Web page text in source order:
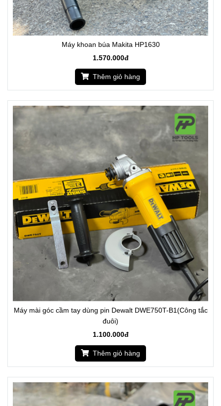
Máy khoan búa Makita HP1630
1.570.000đ
Thêm giỏ hàng
Máy mài góc cầm tay dùng pin Dewalt DWE750T-B1(Công tắc
đuôi)
1.100.000đ
Thêm giỏ hàng